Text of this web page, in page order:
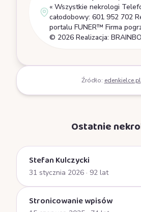
« Wszystkie nekrologi
całodobowy: 601 952 702
portalu FUNER™ Firma
© 2026 Realizacja:
Źródło: edenkielce.pl
Ostatnie
Stefan Kulczycki
31 stycznia 2026 · 92 lat
Stronicowanie wpisów